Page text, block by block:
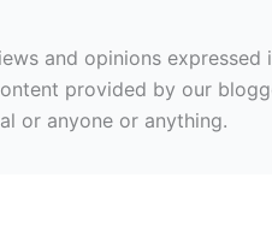
and opinions
provided by our
or anyone or anything.